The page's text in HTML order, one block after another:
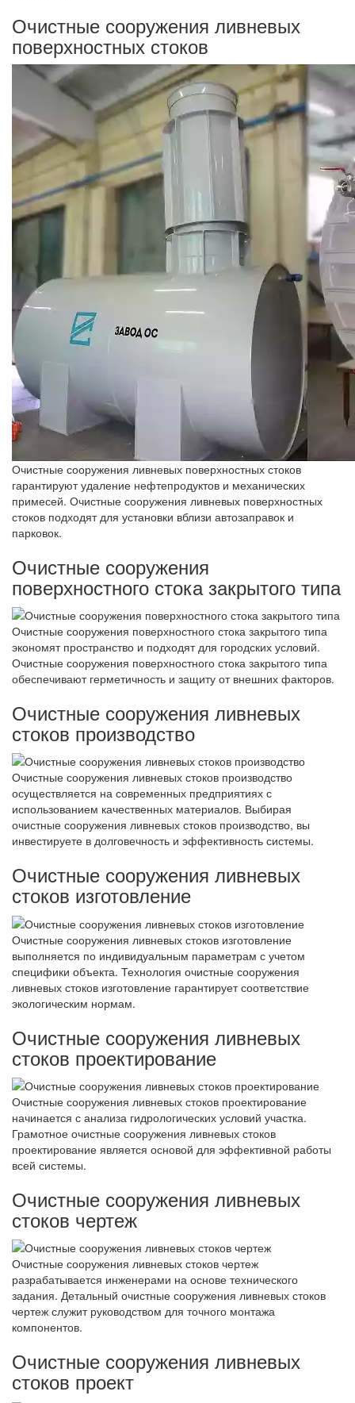
Очистные сооружения ливневых
поверхностных стоков
Очистные сооружения ливневых поверхностных стоков
гарантируют удаление нефтепродуктов и механических
примесей. Очистные сооружения ливневых поверхностных
стоков подходят для установки вблизи автозаправок и
парковок.
Очистные сооружения
поверхностного стока закрытого типа
Очистные сооружения поверхностного стока закрытого типа
экономят пространство и подходят для городских условий.
Очистные сооружения поверхностного стока закрытого типа
обеспечивают герметичность и защиту от внешних факторов.
Очистные сооружения ливневых
стоков производство
Очистные сооружения ливневых стоков производство
осуществляется на современных предприятиях с
использованием качественных материалов. Выбирая
очистные сооружения ливневых стоков производство, вы
инвестируете в долговечность и эффективность системы.
Очистные сооружения ливневых
стоков изготовление
Очистные сооружения ливневых стоков изготовление
выполняется по индивидуальным параметрам с учетом
специфики объекта. Технология очистные сооружения
ливневых стоков изготовление гарантирует соответствие
экологическим нормам.
Очистные сооружения ливневых
стоков проектирование
Очистные сооружения ливневых стоков проектирование
начинается с анализа гидрологических условий участка.
Грамотное очистные сооружения ливневых стоков
проектирование является основой для эффективной работы
всей системы.
Очистные сооружения ливневых
стоков чертеж
Очистные сооружения ливневых стоков чертеж
разрабатывается инженерами на основе технического
задания. Детальный очистные сооружения ливневых стоков
чертеж служит руководством для точного монтажа
компонентов.
Очистные сооружения ливневых
стоков проект